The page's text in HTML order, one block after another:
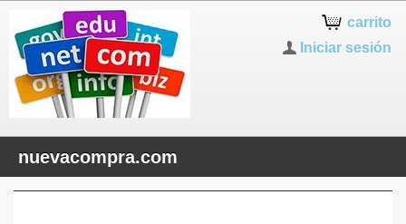
carrito
Iniciar sesión
nuevacompra.com